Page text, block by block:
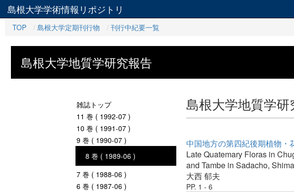
島根大学学術情報リポジトリ
TOP
島根大学定期刊行物 刊行中紀要一覧
島根大学地質学研究報告
雑誌トップ
11 巻 ( 1992-07 )
10 巻 ( 1991-07 )
9 巻 ( 1990-07 )
8 巻 ( 1989-06 )
7 巻 ( 1988-06 )
6 巻 ( 1987-06 )
島根大学地質学研
中国地方の第四紀後期植物・
Late Quatemary Floras in
and Tambe in Sadacho,
大西 郁夫
PP. 1 - 6